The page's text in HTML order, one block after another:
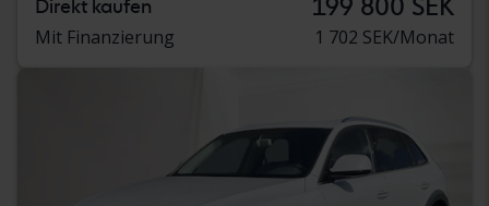
Direkt kaufen
Mit Finanzierung 1 702 SEK/Monat